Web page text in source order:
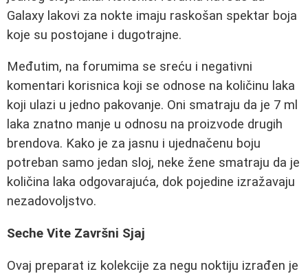
Galaxy lakovi za nokte imaju raskošan spektar boja
koje su postojane i dugotrajne.
Međutim, na forumima se sreću i negativni
komentari korisnica koji se odnose na količinu laka
koji ulazi u jedno pakovanje. Oni smatraju da je 7 ml
laka znatno manje u odnosu na proizvode drugih
brendova. Kako je za jasnu i ujednačenu boju
potreban samo jedan sloj, neke žene smatraju da je
količina laka odgovarajuća, dok pojedine izražavaju
nezadovoljstvo.
Seche Vite Završni Sjaj
Ovaj preparat iz kolekcije za negu noktiju izrađen je